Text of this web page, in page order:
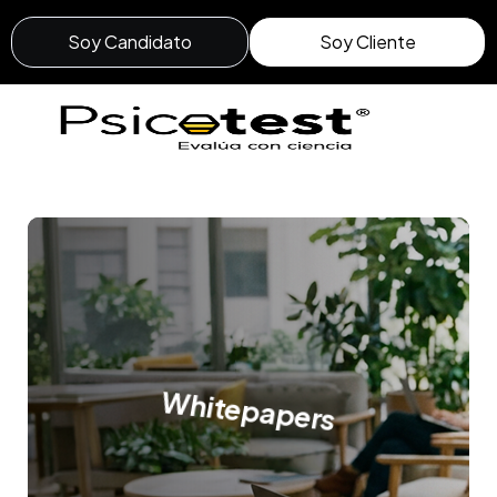
Soy Candidato Soy Cliente
Whitepapers